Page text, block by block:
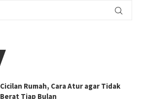
Cicilan Rumah, Cara Atur agar Tidak
Berat Tiap Bulan